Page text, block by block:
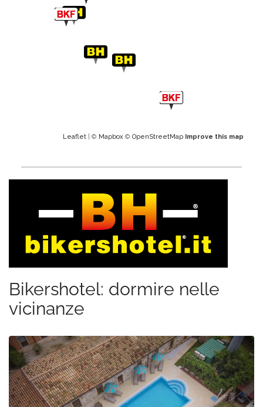
Leaflet | © Mapbox © OpenStreetMap Improve this map
Bikershotel: dormire nelle
vicinanze